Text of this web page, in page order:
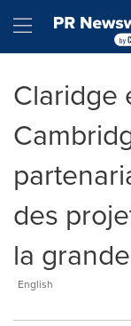
Hamburger
Claridge
des
la
English